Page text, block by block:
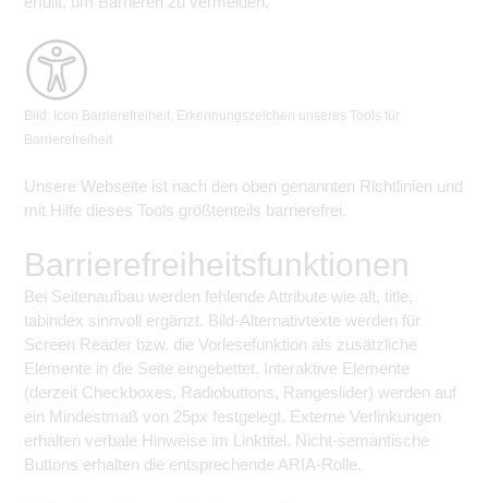
Bild: Icon Barrierefreiheit, Erkennungszeichen unseres Tools für
Barrierefreiheit
Unsere Webseite ist nach den oben genannten Richtlinien und
mit Hilfe dieses Tools größtenteils barrierefrei.
Barrierefreiheitsfunktionen
Bei Seitenaufbau werden fehlende Attribute wie alt, title,
tabindex sinnvoll ergänzt. Bild-Alternativtexte werden für
Screen Reader bzw. die Vorlesefunktion als zusätzliche
Elemente in die Seite eingebettet. Interaktive Elemente
(derzeit Checkboxes, Radiobuttons, Rangeslider) werden auf
ein Mindestmaß von 25px festgelegt. Externe Verlinkungen
erhalten verbale Hinweise im Linktitel. Nicht-semantische
Buttons erhalten die entsprechende ARIA-Rolle.